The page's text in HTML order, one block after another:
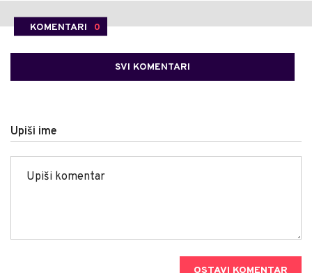
KOMENTARI 0
SVI KOMENTARI
Upiši ime